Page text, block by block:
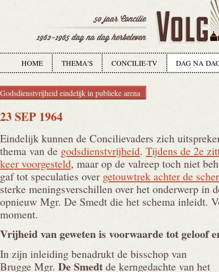
HOME THEMA'S CONCILIE-TV DAG NA
Godsdienstvrijheid eindelijk in publieke arena
23 SEP 1964
Eindelijk kunnen de Concilievaders zich
thema van de godsdienstvrijheid. Tijdens de 2e
keer voorgesteld, maar op de valreep toch niet
gaf tot speculaties over getouwtrek achter de
sterke meningsverschillen over het onderwerp in
opnieuw Mgr. De Smedt die het schema inleidt.
moment.
Vrijheid van geweten is voorwaarde tot geloof
In zijn inleiding benadrukt de bisschop van
Brugge Mgr. De Smedt de kerngedachte van het